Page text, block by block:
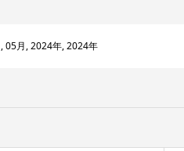
,05月,2024年,2024年